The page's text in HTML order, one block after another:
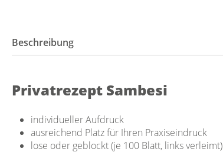
Beschreibung
Privatrezept Sambesi
individueller Aufdruck
ausreichend Platz für Ihren Praxiseindruck
lose oder geblockt (je 100 Blatt, links verleimt)